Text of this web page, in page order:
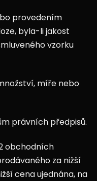
provedením
byla-li jakost
vzorku
míře nebo
právních předpisů.
obchodních
za nižší
cena ujednána, na